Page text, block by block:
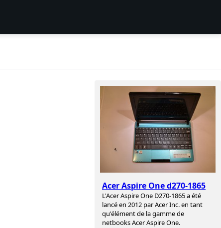
Acer Aspire One d270-1865
L'Acer Aspire One D270-1865 a été
lancé en 2012 par Acer Inc. en tant
qu'élément de la gamme de
netbooks Acer Aspire One.